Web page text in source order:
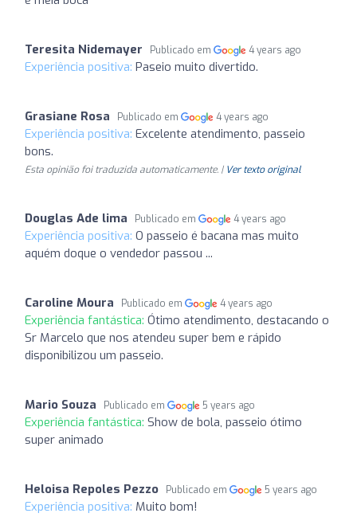
Teresita Nidemayer Publicado em 4 years ago
Experiência positiva: Paseio muito divertido.
Grasiane Rosa Publicado em 4 years ago
Experiência positiva: Excelente atendimento, passeio
bons.
Esta opinião foi traduzida automaticamente. | Ver texto original
Douglas Ade lima Publicado em 4 years ago
Experiência positiva: O passeio é bacana mas muito
aquém doque o vendedor passou ...
Caroline Moura Publicado em 4 years ago
Experiência fantástica: Ótimo atendimento, destacando o
Sr Marcelo que nos atendeu super bem e rápido
disponibilizou um passeio.
Mario Souza Publicado em 5 years ago
Experiência fantástica: Show de bola, passeio ótimo
super animado
Heloisa Repoles Pezzo Publicado em 5 years ago
Experiência positiva: Muito bom!